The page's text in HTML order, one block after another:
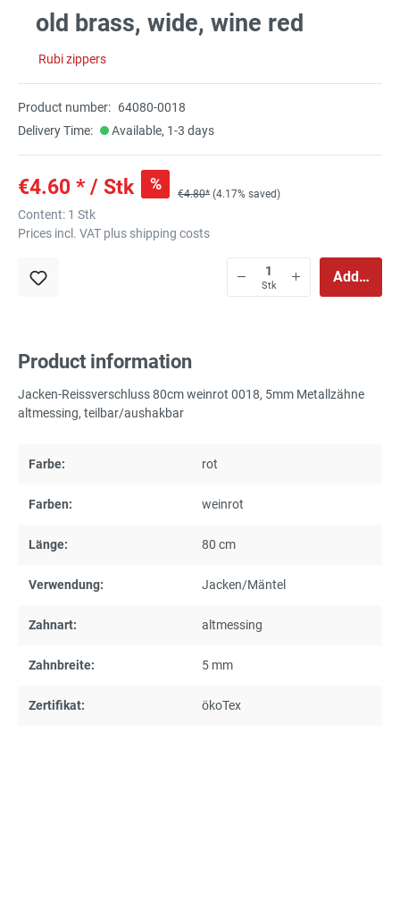
old brass, wide, wine red
Rubi zippers
Product number: 64080-0018
Delivery Time:
Available, 1-3 days
€4.60 * / Stk %
€4.80* (4.17% saved)
Content: 1 Stk
Prices incl. VAT plus shipping costs
Stk
Add to
Product information
Jacken-Reissverschluss 80cm weinrot 0018, 5mm Metallzähne
altmessing, teilbar/aushakbar
Farbe: rot
Farben: weinrot
Länge: 80 cm
Verwendung: Jacken/Mäntel
Zahnart: altmessing
Zahnbreite: 5 mm
Zertifikat: ökoTex